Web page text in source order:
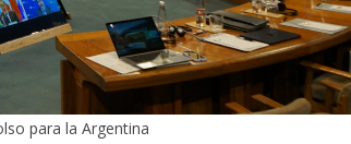
para la Argentina